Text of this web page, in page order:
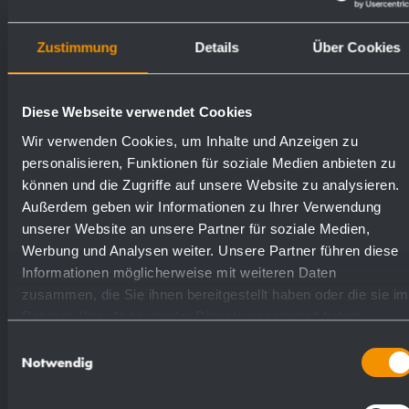
Zustimmung Details Über Cookies
Diese Webseite verwendet Cookies
Wir verwenden Cookies, um Inhalte und Anzeigen zu
personalisieren, Funktionen für soziale Medien anbieten zu
können und die Zugriffe auf unsere Website zu analysieren.
Außerdem geben wir Informationen zu Ihrer Verwendung
unserer Website an unsere Partner für soziale Medien,
Werbung und Analysen weiter. Unsere Partner führen diese
Informationen möglicherweise mit weiteren Daten
zusammen, die Sie ihnen bereitgestellt haben oder die sie im
Rahmen Ihrer Nutzung der Dienste gesammelt haben.
Notwendig
matt geschliffen (standard) 727305
Textvorschlag für Ausschreibungen:
Wandseifenspender aus Edelstahl
Wandpaneele. Massiver Edelstahlkorpus;